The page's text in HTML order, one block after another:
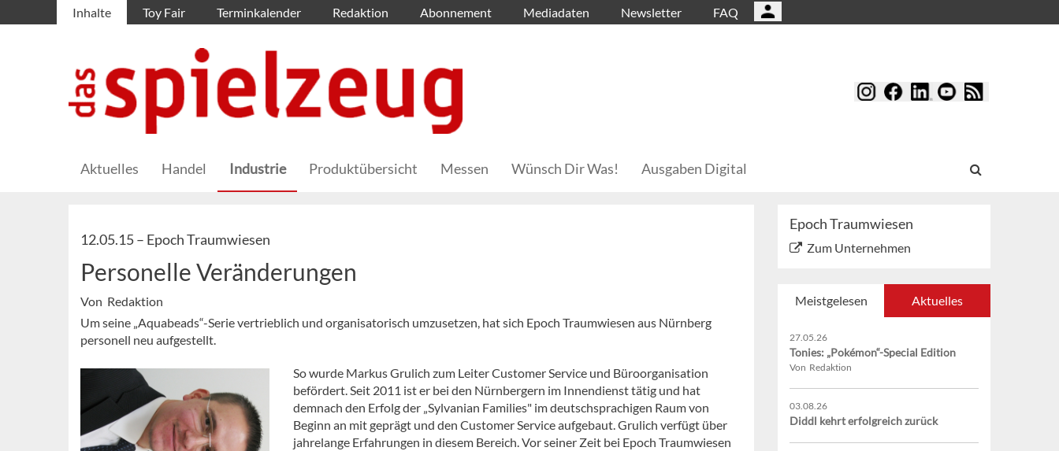
Inhalte Toy Fair Terminkalender Redaktion Abonnement Mediadaten Newsletter FAQ
Aktuelles Handel Industrie Produktübersicht Messen Wünsch Dir Was! Ausgaben Digital
12.05.15 – Epoch Traumwiesen
Personelle Veränderungen
Von Redaktion
Um seine „Aquabeads“-Serie vertrieblich und organisatorisch umzusetzen, hat sich Epoch Traumwiesen aus Nürnberg
personell neu aufgestellt.
So wurde Markus Grulich zum Leiter Customer Service und Büroorganisation
befördert. Seit 2011 ist er bei den Nürnbergern im Innendienst tätig und hat
demnach den Erfolg der „Sylvanian Families" im deutschsprachigen Raum von
Beginn an mit geprägt und den Customer Service aufgebaut. Grulich verfügt über
jahrelange Erfahrungen in diesem Bereich. Vor seiner Zeit bei Epoch Traumwiesen
Epoch Traumwiesen
Zum Unternehmen
Meistgelesen Aktuelles
27.05.26
Tonies: „Pokémon“-Special Edition
Von Redaktion
03.08.26
Diddl kehrt erfolgreich zurück